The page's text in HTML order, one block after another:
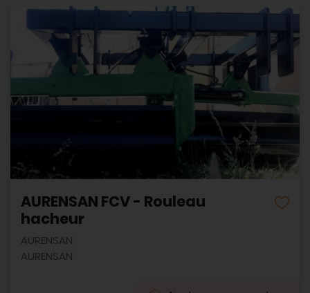
AURENSAN FCV - Rouleau
hacheur
AURENSAN
AURENSAN